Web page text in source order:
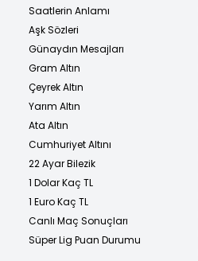
Saatlerin Anlamı
Aşk Sözleri
Günaydın Mesajları
Gram Altın
Çeyrek Altın
Yarım Altın
Ata Altın
Cumhuriyet Altını
22 Ayar Bilezik
1 Dolar Kaç TL
1 Euro Kaç TL
Canlı Maç Sonuçları
Süper Lig Puan Durumu